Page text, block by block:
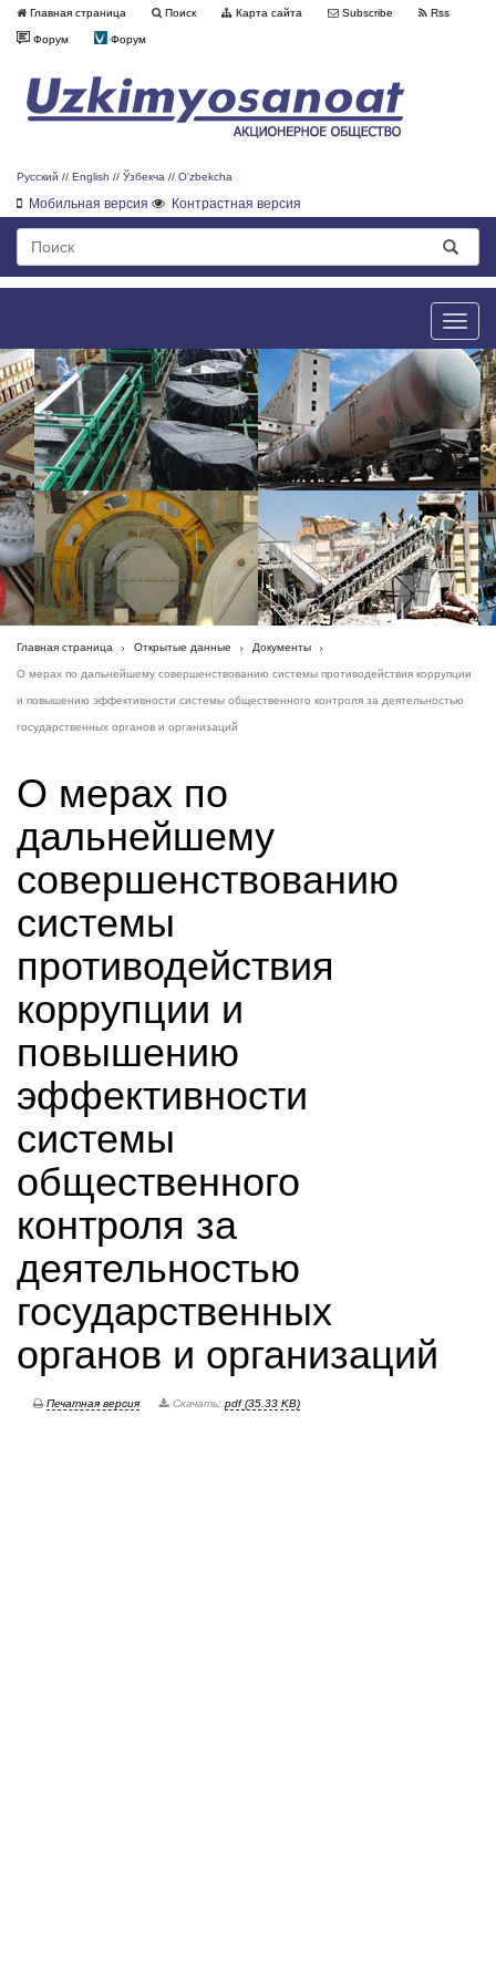
Главная страница Поиск Карта сайта Subscribe Rss
Форум Форум
Русский // English // Ўзбекча // O'zbekcha
Мобильная версия Контрастная версия
Toggle
Главная страница Открытые данные Документы
О мерах по дальнейшему совершенствованию системы противодействия коррупции
и повышению эффективности системы общественного контроля за деятельностью
государственных органов и организаций
О мерах по
дальнейшему
совершенствованию
системы
противодействия
коррупции и
повышению
эффективности
системы
общественного
контроля за
деятельностью
государственных
органов и организаций
Печатная версия Скачать: pdf (35.33 KB)